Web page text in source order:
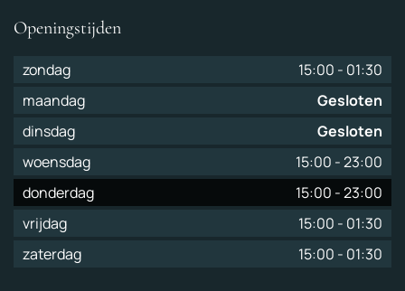
Openingstijden
zondag 15:00 - 01:30
maandag
Gesloten
dinsdag
Gesloten
woensdag
15:00 -23:00
donderdag
15:00 -23:00
vrijdag
15:00 - 01:30
zaterdag
15:00 - 01:30